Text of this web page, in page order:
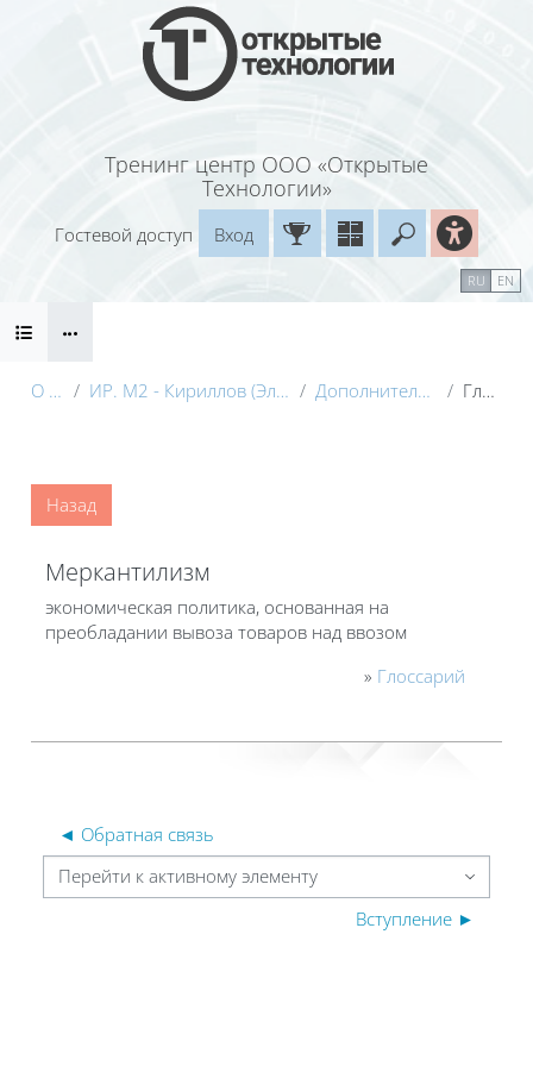
Перейти к основному содержанию
Тренинг центр ООО «Открытые
Технологии»
Введите
Гостевой доступ
Вход
RU EN
Блоки
О курсе ИР. М2 - Кириллов (Электронный курс) с видео Дополнительные материалы Глоссарий
Назад
Меркантилизм
экономическая политика, основанная на
преобладании вывоза товаров над ввозом
» Глоссарий
◄ Обратная связь
Перейти к активному элементу
Вступление ►